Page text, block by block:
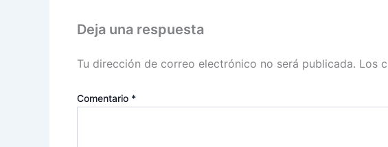
Deja una respuesta
Tu dirección de correo electrónico no será publicada. Los
Comentario *